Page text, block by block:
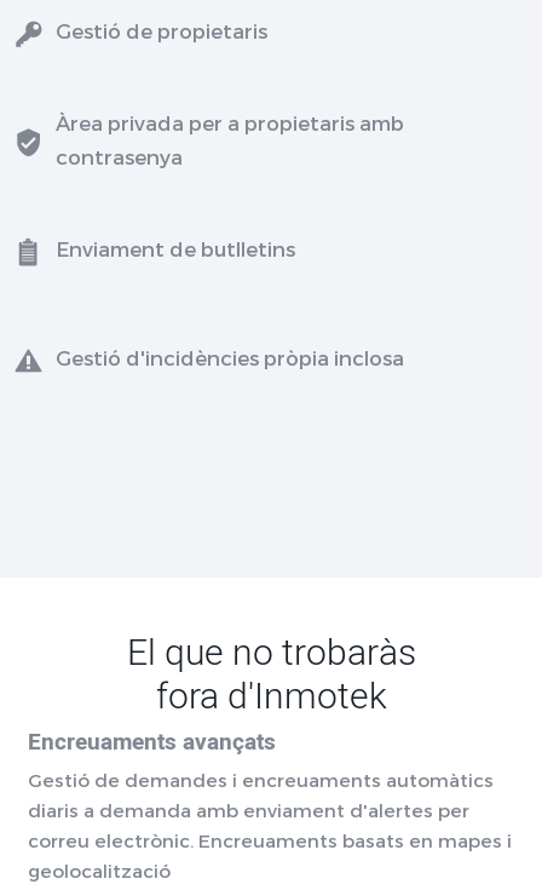
Gestió de propietaris
Àrea privada per a propietaris amb
contrasenya
Enviament de butlletins
Gestió d'incidències pròpia inclosa
El que no trobaràs
fora d'Inmotek
Encreuaments avançats
Gestió de demandes i encreuaments automàtics
diaris a demanda amb enviament d'alertes per
correu electrònic. Encreuaments basats en mapes i
geolocalització